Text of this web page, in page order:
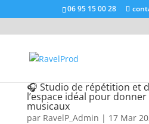
06 95 15 00 28
🎧 Studio de répétition et
l’espace idéal pour
musicaux
par RavelP_Admin | 17 Mar